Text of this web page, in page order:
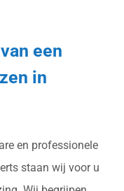
een
in
en professionele
staan wij voor u